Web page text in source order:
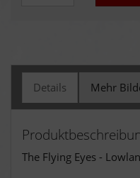
Details Mehr
The Flying Eyes -